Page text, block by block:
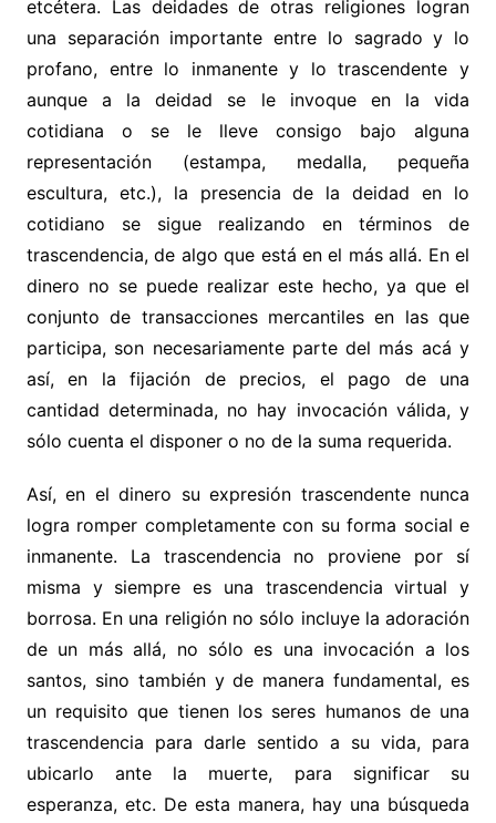
etcétera. Las deidades de otras religiones logran
una separación importante entre lo sagrado y lo
profano, entre lo inmanente y lo trascendente y
aunque a la deidad se le invoque en la vida
cotidiana o se le lleve consigo bajo alguna
representación (estampa, medalla, pequeña
escultura, etc.), la presencia de la deidad en lo
cotidiano se sigue realizando en términos de
trascendencia, de algo que está en el más allá. En el
dinero no se puede realizar este hecho, ya que el
conjunto de transacciones mercantiles en las que
participa, son necesariamente parte del más acá y
así, en la fijación de precios, el pago de una
cantidad determinada, no hay invocación válida, y
sólo cuenta el disponer o no de la suma requerida.
Así, en el dinero su expresión trascendente nunca
logra romper completamente con su forma social e
inmanente. La trascendencia no proviene por sí
misma y siempre es una trascendencia virtual y
borrosa. En una religión no sólo incluye la adoración
de un más allá, no sólo es una invocación a los
santos, sino también y de manera fundamental, es
un requisito que tienen los seres humanos de una
trascendencia para darle sentido a su vida, para
ubicarlo ante la muerte, para significar su
esperanza, etc. De esta manera, hay una búsqueda